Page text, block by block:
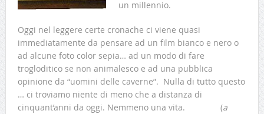
un millennio.
Oggi nel leggere certe cronache ci viene quasi
immediatamente da pensare ad un film bianco e nero o
ad alcune foto color sepia… ad un modo di fare
trogloditico se non animalesco e ad una pubblica
opinione da “uomini delle caverne”. Nulla di tutto questo
… ci troviamo niente di meno che a distanza di
cinquant’anni da oggi. Nemmeno una vita. (a